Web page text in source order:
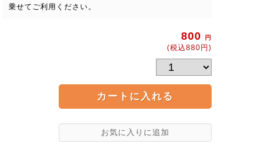
乗せてご利用ください。
800 円
(税込880円)